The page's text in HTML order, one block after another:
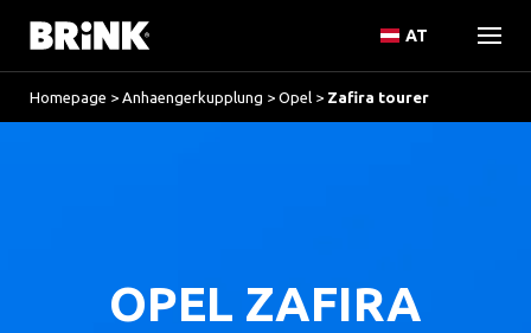
AT
Homepage > Anhaengerkupplung > Opel > Zafira tourer
OPEL ZAFIRA